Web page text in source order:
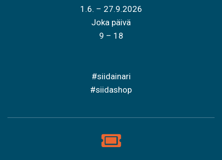
1.6. – 27.9.2026
Joka päivä
9 – 18
#siidainari
#siidashop